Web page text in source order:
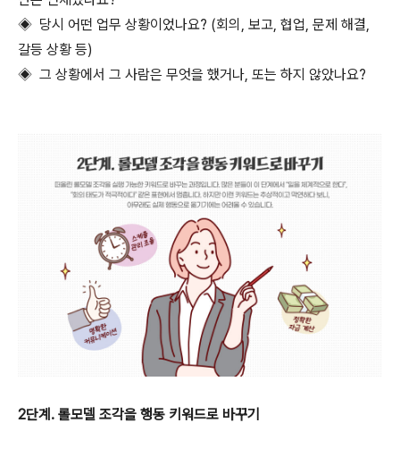
◈ 당시 어떤 업무 상황이었나요? (회의, 보고, 협업, 문제 해결,
갈등 상황 등)
◈ 그 상황에서 그 사람은 무엇을 했거나, 또는 하지 않았나요?
2단계. 롤모델 조각을 행동 키워드로 바꾸기